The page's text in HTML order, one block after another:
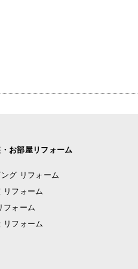
お部屋リフォーム
グ リフォーム
リフォーム
フォーム
リフォーム